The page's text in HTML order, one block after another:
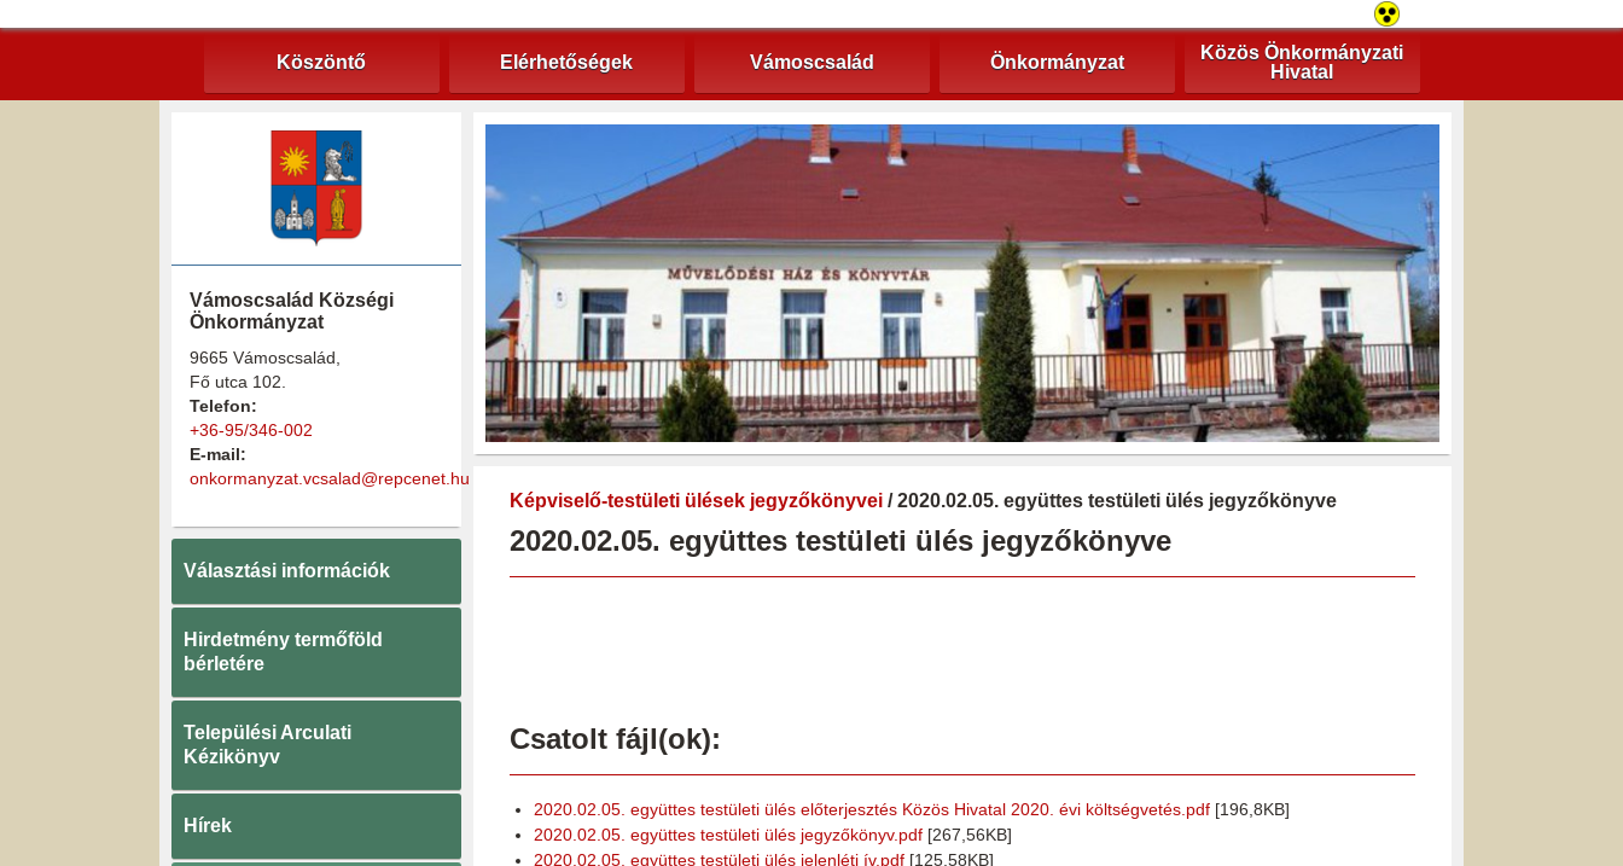
Köszöntő Elérhetőségek Vámoscsalád Önkormányzat
Közös Önkormányzati
Hivatal
Vámoscsalád Községi
Önkormányzat
9665 Vámoscsalád,
Fő utca 102.
Telefon:
+36-95/346-002
E-mail:
onkormanyzat.vcsalad@repcenet.hu
Választási információk
Hirdetmény termőföld
bérletére
Települési Arculati
Kézikönyv
Hírek
Képviselő-testületi ülések jegyzőkönyvei / 2020.02.05. együttes testületi ülés jegyzőkönyve
2020.02.05. együttes testületi ülés jegyzőkönyve
Csatolt fájl(ok):
2020.02.05. együttes testületi ülés előterjesztés Közös Hivatal 2020. évi költségvetés.pdf [196,8KB]
2020.02.05. együttes testületi ülés jegyzőkönyv.pdf [267,56KB]
2020.02.05. együttes testületi ülés jelenléti ív.pdf [125,58KB]